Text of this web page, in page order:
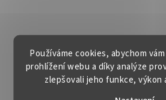
Používáme cookies, abychom
prohlížení webu a díky analýze
zlepšovali jeho funkce,